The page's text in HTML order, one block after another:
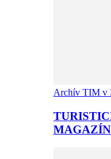
Archív TIM v